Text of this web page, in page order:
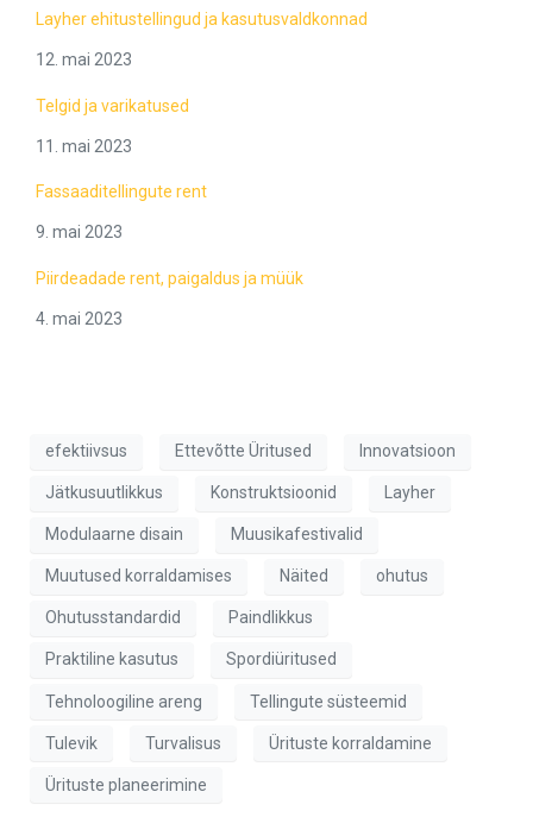
Layher ehitustellingud ja kasutusvaldkonnad
12. mai 2023
Telgid ja varikatused
11. mai 2023
Fassaaditellingute rent
9. mai 2023
Piirdeadade rent, paigaldus ja müük
4. mai 2023
efektiivsus Ettevõtte Üritused Innovatsioon
Jätkusuutlikkus Konstruktsioonid Layher
Modulaarne disain Muusikafestivalid
Muutused korraldamises Näited ohutus
Ohutusstandardid Paindlikkus
Praktiline kasutus Spordiüritused
Tehnoloogiline areng Tellingute süsteemid
Tulevik Turvalisus Ürituste korraldamine
Ürituste planeerimine